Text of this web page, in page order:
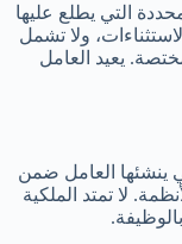
التي يطلع عليها
ولا تشمل
يعيد العامل
ينشئها العامل ضمن
لا تمتد الملكية